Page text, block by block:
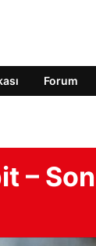
Forum
– Son